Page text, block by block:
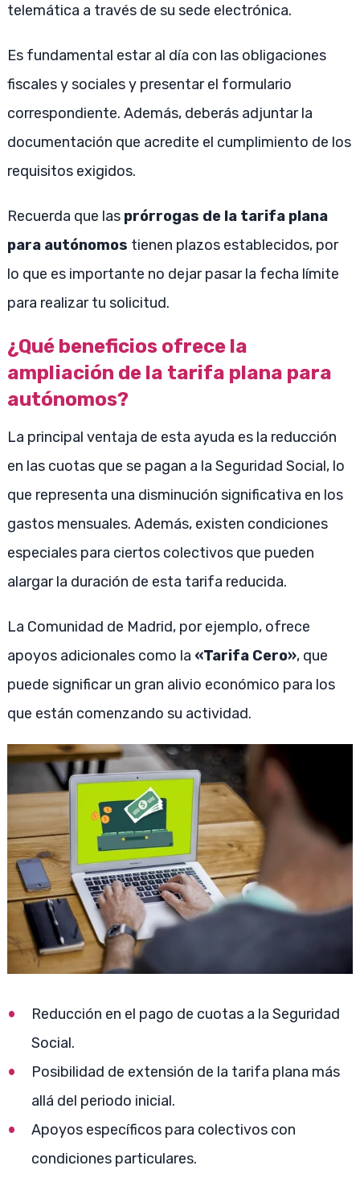
telemática a través de su sede electrónica.
Es fundamental estar al día con las obligaciones
fiscales y sociales y presentar el formulario
correspondiente. Además, deberás adjuntar la
documentación que acredite el cumplimiento de los
requisitos exigidos.
Recuerda que las prórrogas de la tarifa plana
para autónomos tienen plazos establecidos, por
lo que es importante no dejar pasar la fecha límite
para realizar tu solicitud.
¿Qué beneficios ofrece la
ampliación de la tarifa plana para
autónomos?
La principal ventaja de esta ayuda es la reducción
en las cuotas que se pagan a la Seguridad Social, lo
que representa una disminución significativa en los
gastos mensuales. Además, existen condiciones
especiales para ciertos colectivos que pueden
alargar la duración de esta tarifa reducida.
La Comunidad de Madrid, por ejemplo, ofrece
apoyos adicionales como la «Tarifa Cero», que
puede significar un gran alivio económico para los
que están comenzando su actividad.
Reducción en el pago de cuotas a la Seguridad
Social.
Posibilidad de extensión de la tarifa plana más
allá del periodo inicial.
Apoyos específicos para colectivos con
condiciones particulares.